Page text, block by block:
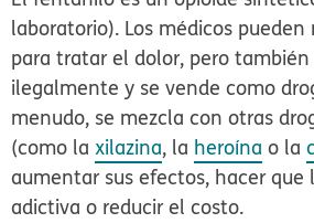
laboratorio). Los médicos
para tratar el dolor, pero también
ilegalmente y se vende como
menudo, se mezcla con otras
(como laxilazina, la heroína o la
aumentar sus efectos, hacer que
adictiva o reducir el costo.